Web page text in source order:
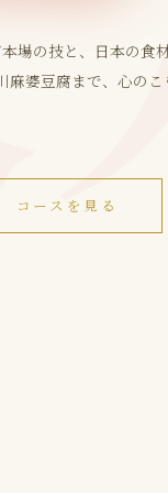
場の技と、日本の食
麻婆豆腐まで、心のこ
コースを見る